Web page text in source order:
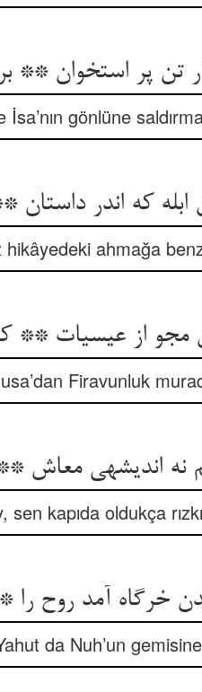
تن پر استخوان **
gönlüne
که اندر داستان
hikâyedeki ahmağa
مجو از عیسی‏ات **
Firavunluk
نه اندیشه‏ی معاش
sen kapıda oldukça
خرگاه آمد روح را
da Nuh’un